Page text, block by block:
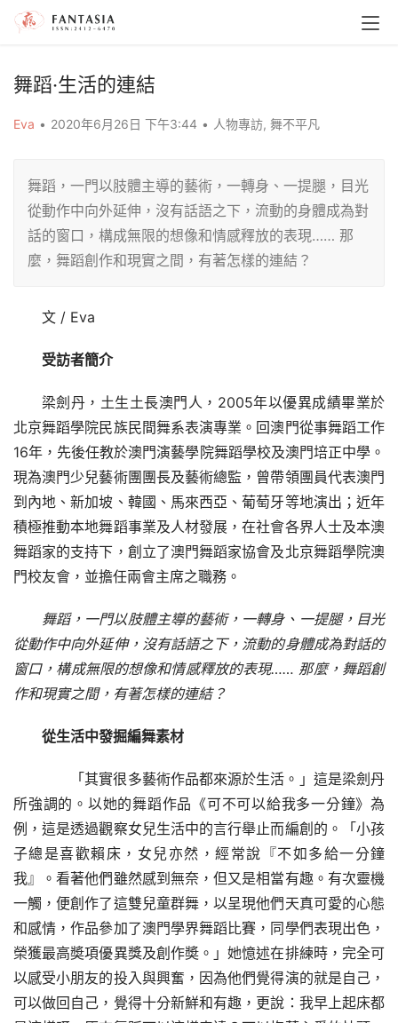
舞蹈‧生活的連結
Eva • 2020年6月26日 下午3:44 • 人物專訪, 舞不平凡
舞蹈，一門以肢體主導的藝術，一轉身、一提腿，目光
從動作中向外延伸，沒有話語之下，流動的身體成為對
話的窗口，構成無限的想像和情感釋放的表現…… 那
麼，舞蹈創作和現實之間，有著怎樣的連結？
文 / Eva
受訪者簡介
梁劍丹，土生土長澳門人，2005年以優異成績畢業於
北京舞蹈學院民族民間舞系表演專業。回澳門從事舞蹈工作
16年，先後任教於澳門演藝學院舞蹈學校及澳門培正中學。
現為澳門少兒藝術團團長及藝術總監，曾帶領團員代表澳門
到內地、新加坡、韓國、馬來西亞、葡萄牙等地演出；近年
積極推動本地舞蹈事業及人材發展，在社會各界人士及本澳
舞蹈家的支持下，創立了澳門舞蹈家協會及北京舞蹈學院澳
門校友會，並擔任兩會主席之職務。
舞蹈，一門以肢體主導的藝術，一轉身、一提腿，目光
從動作中向外延伸，沒有話語之下，流動的身體成為對話的
窗口，構成無限的想像和情感釋放的表現…… 那麼，舞蹈創
作和現實之間，有著怎樣的連結？
從生活中發掘編舞素材
「其實很多藝術作品都來源於生活。」這是梁劍丹
所強調的。以她的舞蹈作品《可不可以給我多一分鐘》為
例，這是透過觀察女兒生活中的言行舉止而編創的。「小孩
子總是喜歡賴床，女兒亦然，經常說『不如多給一分鐘
我』。看著他們雖然感到無奈，但又是相當有趣。有次靈機
一觸，便創作了這雙兒童群舞，以呈現他們天真可愛的心態
和感情，作品參加了澳門學界舞蹈比賽，同學們表現出色，
榮獲最高奬項優異獎及創作奬。」她憶述在排練時，完全可
以感受小朋友的投入與興奮，因為他們覺得演的就是自己，
可以做回自己，覺得十分新鮮和有趣，更說：我早上起床都